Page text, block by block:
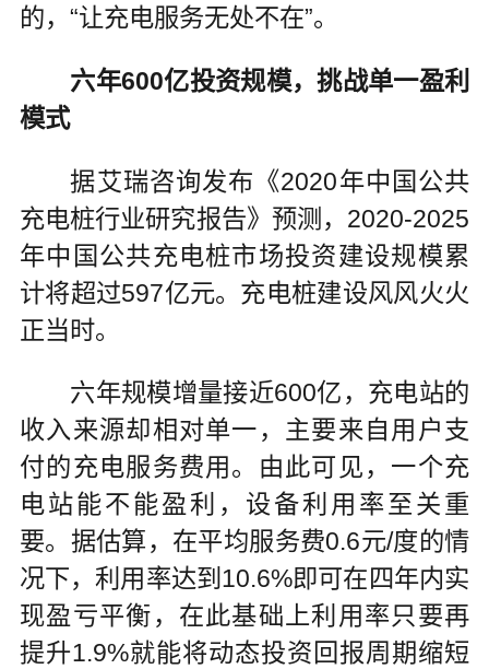
的，“让充电服务无处不在”。
六年600亿投资规模，挑战单一盈利
模式
据艾瑞咨询发布《2020年中国公共
充电桩行业研究报告》预测，2020-2025
年中国公共充电桩市场投资建设规模累
计将超过597亿元。充电桩建设风风火火
正当时。
六年规模增量接近600亿，充电站的
收入来源却相对单一，主要来自用户支
付的充电服务费用。由此可见，一个充
电站能不能盈利，设备利用率至关重
要。据估算，在平均服务费0.6元/度的情
况下，利用率达到10.6%即可在四年内实
现盈亏平衡，在此基础上利用率只要再
提升1.9%就能将动态投资回报周期缩短